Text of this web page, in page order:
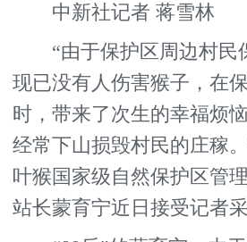
中新社记者 蒋雪林
“由于保护区周边村民
现已没有人伤害猴子，在
时，带来了次生的幸福烦
经常下山损毁村民的庄稼
叶猴国家级自然保护区管
站长蒙育宁近日接受记者